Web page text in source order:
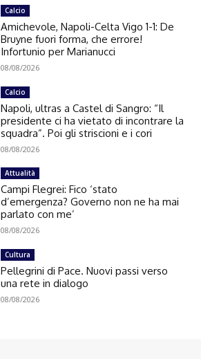
Calcio
Amichevole, Napoli-Celta Vigo 1-1: De
Bruyne fuori forma, che errore!
Infortunio per Marianucci
08/08/2026
Calcio
Napoli, ultras a Castel di Sangro: “Il
presidente ci ha vietato di incontrare la
squadra”. Poi gli striscioni e i cori
08/08/2026
Attualità
Campi Flegrei: Fico ‘stato
d’emergenza? Governo non ne ha mai
parlato con me’
08/08/2026
Cultura
Pellegrini di Pace. Nuovi passi verso
una rete in dialogo
08/08/2026